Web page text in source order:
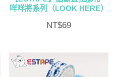
咩咩將系列（LOOK HERE）
NT$69